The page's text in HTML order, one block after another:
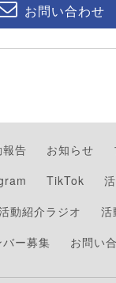
お問い合わせ
告 お知らせ
TikTok
動紹介ラジオ
活
ー募集
お問い